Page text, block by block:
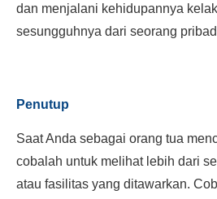
dan menjalani kehidupannya
sesungguhnya dari seorang
Penutup
Saat Anda sebagai orang tua
cobalah untuk melihat lebih dari
atau fasilitas yang ditawarkan.